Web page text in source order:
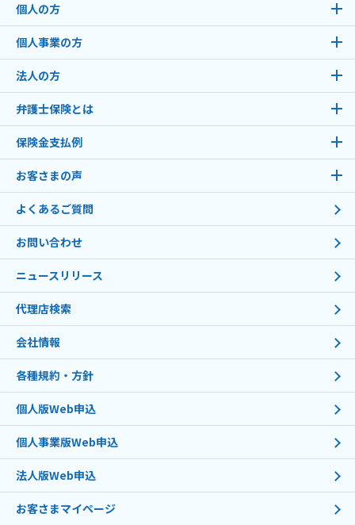
個人の方
個人事業の方
法人の方
弁護士保険とは
保険金支払例
お客さまの声
よくあるご質問
お問い合わせ
ニュースリリース
代理店検索
会社情報
各種規約・方針
個人版Web申込
個人事業版Web申込
法人版Web申込
お客さまマイページ